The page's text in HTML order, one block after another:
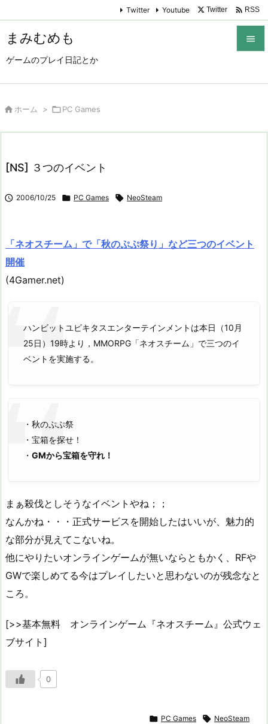
まみむめも
ゲームのプレイ日記とか

Twitter Youtube Twitter  RSS
 ホーム > PC Games
[NS] ３つのイベント
 2006/10/25  PC Games  NeoSteam
「ネオスチーム」で「秋のぷぷ祭り」など三つのイベント
開催
(4Gamer.net)
ハンビットユビキタスエンターテインメントは本日（10月
25日）19時より，MMORPG「ネオスチーム」で三つのイ
ベントを実施する。
・秋のぷぷ祭
・宝箱を探せ！
・ GMから宝箱を守れ！
まぁ殺伐としそうなイベントやね；；
なんかね・・・正式サービスを開始したはいいが、魅力的
な部分が見えてこないね。
他にやりたいオンラインゲームが無いならともかく、RFや
GWで楽しめてる今はプレイしたいと思わないのが残念なと
ころ。
[>>基本無料 オンラインゲーム『ネオスチーム』公式ウェ
ブサイト]
0
 PC Games  NeoSteam